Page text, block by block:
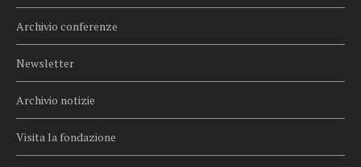
Archivio conferenze
Newsletter
Archivio notizie
Visita la fondazione